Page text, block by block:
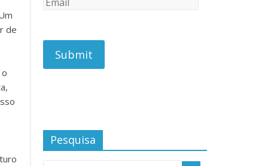
de
Pesquisa